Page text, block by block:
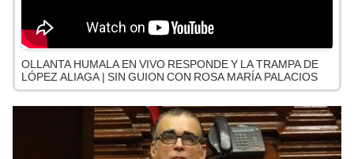
OLLANTA HUMALA EN VIVO RESPONDE Y LA TRAMPA DE
LÓPEZ ALIAGA | SIN GUION CON ROSA MARÍA PALACIOS